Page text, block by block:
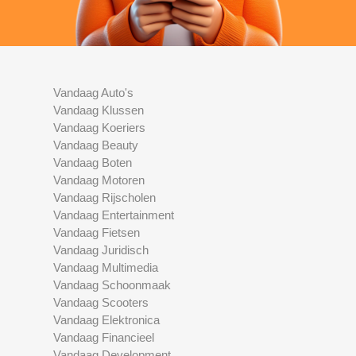
Vandaag Auto's
Vandaag Klussen
Vandaag Koeriers
Vandaag Beauty
Vandaag Boten
Vandaag Motoren
Vandaag Rijscholen
Vandaag Entertainment
Vandaag Fietsen
Vandaag Juridisch
Vandaag Multimedia
Vandaag Schoonmaak
Vandaag Scooters
Vandaag Elektronica
Vandaag Financieel